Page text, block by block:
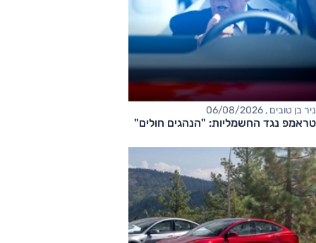
ניר בן טובים , 06/08/2026
טראמפ נגד החשמליות: "הנהגים חולים"